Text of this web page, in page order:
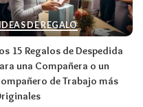
IDEAS DE REGALO
15 Regalos de Despedida
una Compañera o un
de Trabajo más